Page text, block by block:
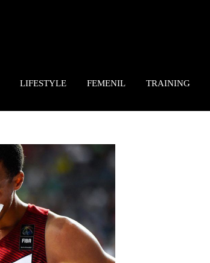
LIFESTYLE FEMENIL TRAINING